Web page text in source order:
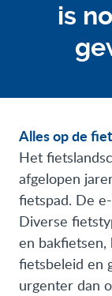
is
Alles op de
Het
afgelopen
fietspad. De
Diverse
en bakfietsen,
fietsbeleid en
urgenter dan